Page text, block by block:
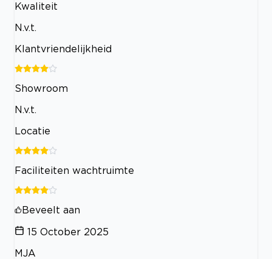
Kwaliteit
N.v.t.
Klantvriendelijkheid
Showroom
N.v.t.
Locatie
Faciliteiten wachtruimte
Beveelt aan
15 October 2025
MJA